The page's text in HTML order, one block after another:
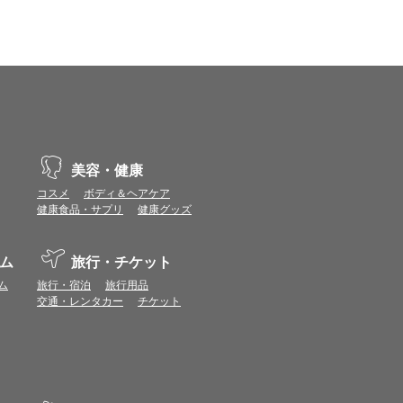
作や表示が正しく行われない可能性がありま
が使用できる環境でご利用ください。
トまたは表示ポイント数をプレミアムポイ
。
があります。ポイント付与時期はショップご
トは付きません。
ならない場合があります。
美容・健康
コスメ
ボディ＆ヘアケア
健康食品・サプリ
健康グッズ
旅行・チケット
旅行・宿泊
旅行用品
交通・レンタカー
チケット